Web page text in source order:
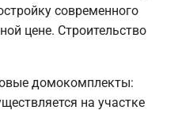
современного
цене. Строительство
домокомплекты:
на участке